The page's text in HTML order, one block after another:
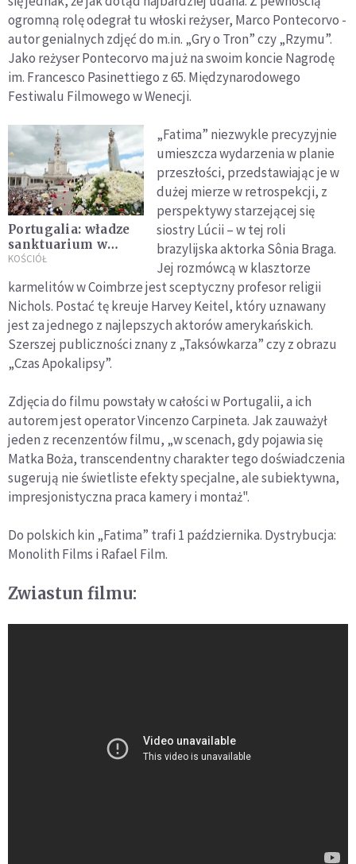
ogromną rolę odegrał tu włoski reżyser, Marco Pontecorvo -
autor genialnych zdjęć do m.in. „Gry o Tron” czy „Rzymu”.
Jako reżyser Pontecorvo ma już na swoim koncie Nagrodę
im. Francesco Pasinettiego z 65. Międzynarodowego
Festiwalu Filmowego w Wenecji.
Portugalia: władze
sanktuarium w
Fatimie zapowiadają
objawień z 1917 r.
KOŚCIÓŁ
„Fatima” niezwykle precyzyjnie
umieszcza wydarzenia w planie
przeszłości, przedstawiając je w
dużej mierze w retrospekcji, z
perspektywy starzejącej się
siostry Lúcii – w tej roli
brazylijska aktorka Sônia Braga.
Jej rozmówcą w klasztorze
karmelitów w Coimbrze jest sceptyczny profesor religii
Nichols. Postać tę kreuje Harvey Keitel, który uznawany
jest za jednego z najlepszych aktorów amerykańskich.
Szerszej publiczności znany z „Taksówkarza” czy z obrazu
„Czas Apokalipsy”.
Zdjęcia do filmu powstały w całości w Portugalii, a ich
autorem jest operator Vincenzo Carpineta. Jak zauważył
jeden z recenzentów filmu, „w scenach, gdy pojawia się
Matka Boża, transcendentny charakter tego doświadczenia
sugerują nie świetliste efekty specjalne, ale subiektywna,
impresjonistyczna praca kamery i montaż".
Do polskich kin „Fatima” trafi 1 października. Dystrybucja:
Monolith Films i Rafael Film.
Zwiastun filmu: